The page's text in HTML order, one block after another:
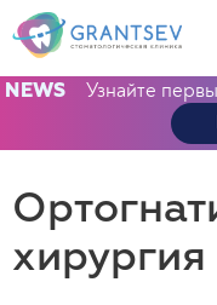
NEWS Узнайте
хирургия